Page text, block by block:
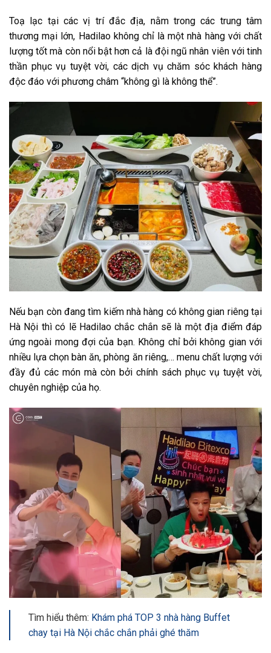
Toạ lạc tại các vị trí đắc địa, nằm trong các trung tâm
thương mại lớn, Hadilao không chỉ là một nhà hàng với chất
lượng tốt mà còn nổi bật hơn cả là đội ngũ nhân viên với tinh
thần phục vụ tuyệt vời, các dịch vụ chăm sóc khách hàng
độc đáo với phương châm “không gì là không thể”.
Nếu bạn còn đang tìm kiếm nhà hàng có không gian riêng tại
Hà Nội thì có lẽ Hadilao chắc chắn sẽ là một địa điểm đáp
ứng ngoài mong đợi của bạn. Không chỉ bởi không gian với
nhiều lựa chọn bàn ăn, phòng ăn riêng,… menu chất lượng với
đầy đủ các món mà còn bởi chính sách phục vụ tuyệt vời,
chuyên nghiệp của họ.
Tìm hiểu thêm: Khám phá TOP 3 nhà hàng Buffet
chay tại Hà Nội chắc chắn phải ghé thăm